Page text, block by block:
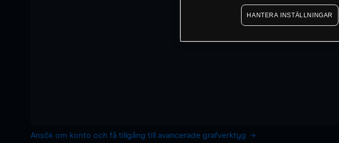
Ansök om konto och få tillgång till avancerade grafverktyg
HANTERA INSTÄLLNINGAR